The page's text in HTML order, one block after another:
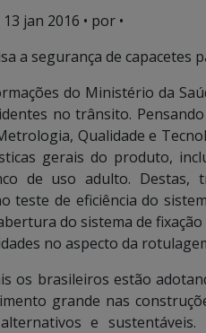
13 jan 2016 • por •
a segurança de capacetes
do Ministério da
no trânsito.
Qualidade e
gerais do produto,
de uso adulto. Destas,
teste de eficiência do
do sistema de
no aspecto da
os brasileiros estão
grande nas
e